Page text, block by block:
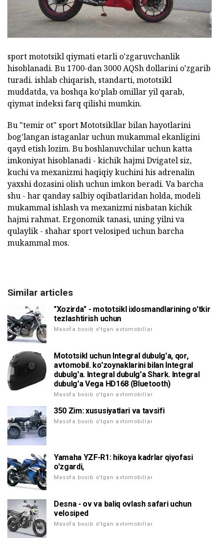
sport mototsikl qiymati etarli o'zgaruvchanlik
hisoblanadi. Bu 1700-dan 3000 AQSh dollarini o'zgarib
turadi. ishlab chiqarish, standarti, mototsikl
muddatda, va boshqa ko'plab omillar yil qarab,
qiymat indeksi farq qilishi mumkin.
Bu "temir ot" sport Mototsikllar bilan hayotlarini
bog'langan istaganlar uchun mukammal ekanligini
qayd etish lozim. Bu boshlanuvchilar uchun katta
imkoniyat hisoblanadi - kichik hajmi Dvigatel siz,
kuchi va mexanizmi haqiqiy kuchini his adrenalin
yaxshi dozasini olish uchun imkon beradi. Va barcha
shu - har qanday salbiy oqibatlaridan holda, modeli
mukammal ishlash va mexanizmi nisbatan kichik
hajmi rahmat. Ergonomik tanasi, uning yilni va
qulaylik - shahar sport velosiped uchun barcha
mukammal mos.
Similar articles
"Xozirda" - mototsikl ixlosmandlarining o'tkir
tezlashtirish uchun
Masofa bosib o'tgan avtomobillar
Mototsikl uchun Integral dubulg'a, qor,
avtomobil. ko'zoynaklarini bilan Integral
dubulg'a. Integral dubulg'a Shark. Integral
dubulg'a Vega HD168 (Bluetooth)
Masofa bosib o'tgan avtomobillar
350 Zim: xususiyatlari va tavsifi
Masofa bosib o'tgan avtomobillar
Yamaha YZF-R1: hikoya kadrlar qiyofasi
o'zgardi,
Masofa bosib o'tgan avtomobillar
Desna - ov va baliq ovlash safari uchun
velosiped
Masofa bosib o'tgan avtomobillar